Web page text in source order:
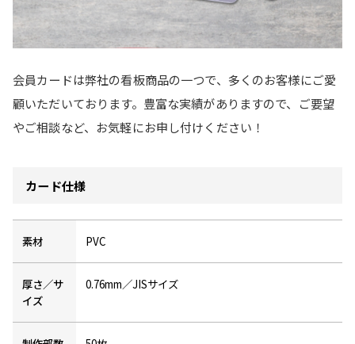
会員カードは弊社の看板商品の一つで、多くのお客様にご愛
顧いただいております。豊富な実績がありますので、ご要望
やご相談など、お気軽にお申し付けください！
カード仕様
素材 PVC
厚さ／サ
イズ
0.76mm／JISサイズ